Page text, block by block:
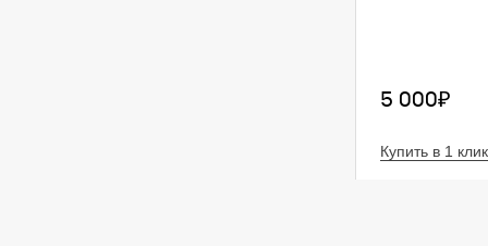
5 000₽
Купить в 1 клик